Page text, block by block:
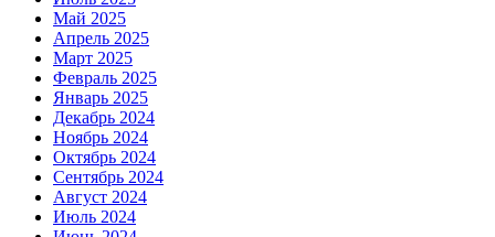
Май 2025
Апрель 2025
Март 2025
Февраль 2025
Январь 2025
Декабрь 2024
Ноябрь 2024
Октябрь 2024
Сентябрь 2024
Август 2024
Июль 2024